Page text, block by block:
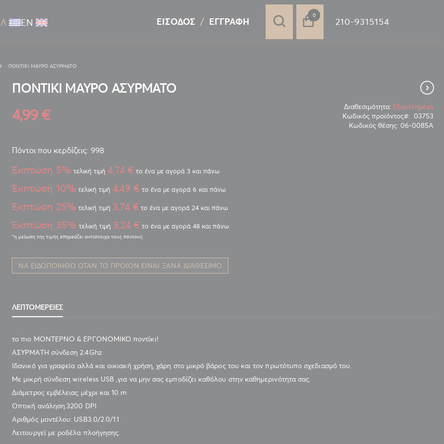
ΕΝ
0στοιχεία
ΕΊΣΟΔΟΣ ΕΓΓΡΑΦΉ 210-9315154
ΠΟΝΤΙΚΙ ΜΑΥΡΟ ΑΣΥΡΜΑΤΟ
ΠΟΝΤΙΚΙ ΜΑΥΡΟ ΑΣΥΡΜΑΤΟ
4,99 € Διαθεσιμότητα: Εξαντλημένο
Κωδικός προϊόντος
03753
Κωδικός θέσης: 06-0085Α
Πόντοι που κερδίζεις: 998
Έκπτώση 5% τελική τιμή4,74 € το ένα με αγορά 3 και πάνω
Έκπτώση 10% τελική τιμή4,49 € το ένα με αγορά 6 και πάνω
Έκπτώση 25% τελική τιμή 3,74 € το ένα με αγορά 24 και πάνω
Έκπτώση 35% τελική τιμή 3,24 € το ένα με αγορά 48 και πάνω
ΝΑ ΕΙΔΟΠΟΙΗΘΏ ΌΤΑΝ ΤΟ ΠΡΟΪΌΝ ΕΊΝΑΙ ΞΑΝΆ ΔΙΑΘΈΣΙΜΟ
ΛΕΠΤΟΜΈΡΕΙΕΣ
το πιο ΜΟΝΤΕΡΝΟ & ΕΡΓΟΝΟΜΙΚΟ ποντίκι!
ΑΣΥΡΜΑΤΗ σύνδεση 2.4Ghz
Ιδανικό για γραφεία αλλά και οικιακή χρήση, χάρη στο μικρό βάρος του και τον πρωτότυπο σχεδιασμό του.
Με μικρή σύνδεση wireless USB ,για να μην σας εμποδίζει καθόλου στην καθημερινότητα σας.
Διάμετρος εμβέλειας μέχρι και 10 m
Οπτική ανάληση:3200 DPI
Αριθμός μοντέλου: USB3.0/2.0/1.1
Λειτουργεί με ροδέλα πλοήγησης.